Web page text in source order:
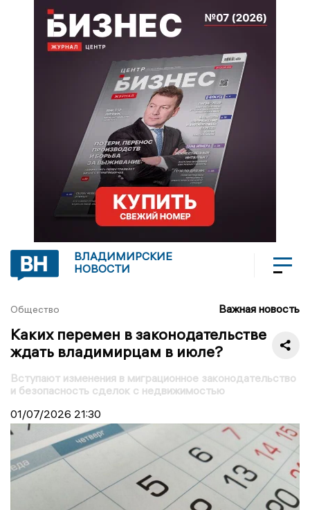
ВЛАДИМИРСКИЕ
НОВОСТИ
Общество Важная новость
Каких перемен в законодательстве
ждать владимирцам в июле?
Вступают изменения в миграционное законодательство
и безопасность сделок с недвижимостью
01/07/2026 21:30